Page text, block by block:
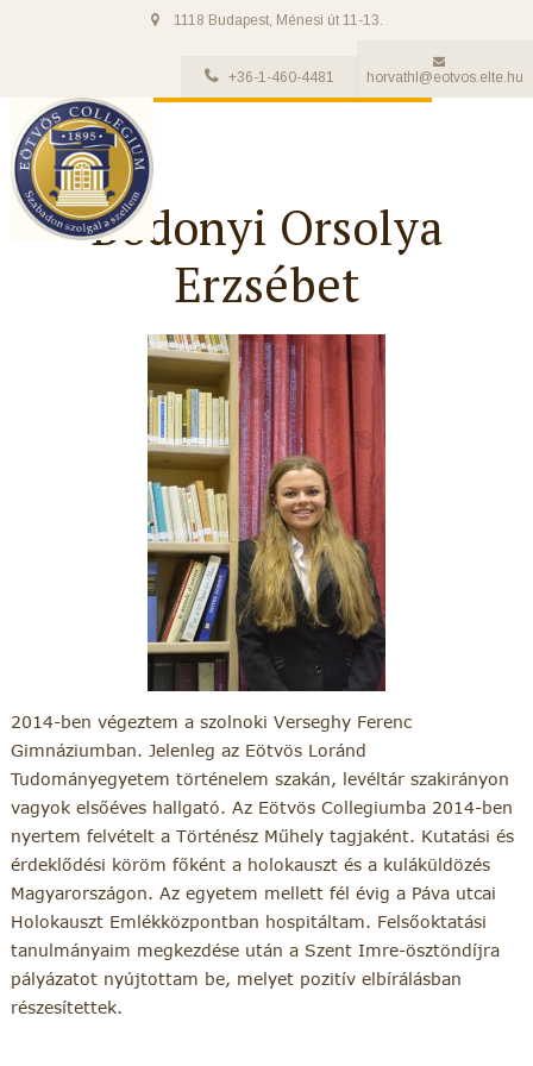
1118 Budapest, Ménesi út 11-13.
+36-1-460-4481 horvathl@eotvos.elte.hu
Bodonyi Orsolya
Erzsébet
2014-ben végeztem a szolnoki Verseghy Ferenc
Gimnáziumban. Jelenleg az Eötvös Loránd
Tudományegyetem történelem szakán, levéltár szakirányon
vagyok elsőéves hallgató. Az Eötvös Collegiumba 2014-ben
nyertem felvételt a Történész Műhely tagjaként. Kutatási és
érdeklődési köröm főként a holokauszt és a kuláküldözés
Magyarországon. Az egyetem mellett fél évig a Páva utcai
Holokauszt Emlékközpontban hospitáltam. Felsőoktatási
tanulmányaim megkezdése után a Szent Imre-ösztöndíjra
pályázatot nyújtottam be, melyet pozitív elbírálásban
részesítettek.